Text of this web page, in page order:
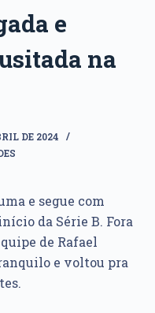
e
na
DE 2024
e segue com
da Série B. Fora
de Rafael
e voltou pra